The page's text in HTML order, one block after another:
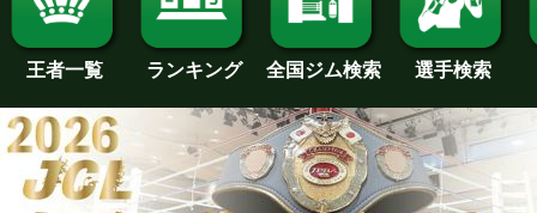
王者一覧 ランキング 全国ジム検索 選手検索